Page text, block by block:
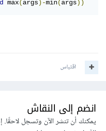
max(args)-min(args))
اقتباس
انضم إلى النقاش
يمكنك أن تنشر الآن وتسجل